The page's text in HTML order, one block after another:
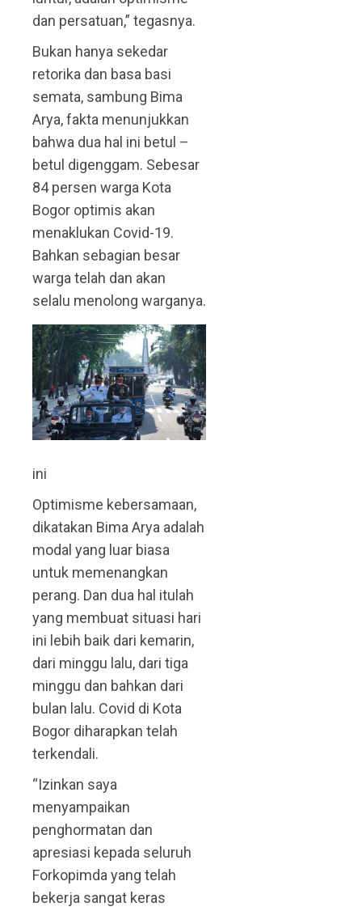
dan persatuan,” tegasnya.
Bukan hanya sekedar
retorika dan basa basi
semata, sambung Bima
Arya, fakta menunjukkan
bahwa dua hal ini betul –
betul digenggam. Sebesar
84 persen warga Kota
Bogor optimis akan
menaklukan Covid-19.
Bahkan sebagian besar
warga telah dan akan
selalu menolong warganya.
ini
Optimisme kebersamaan,
dikatakan Bima Arya adalah
modal yang luar biasa
untuk memenangkan
perang. Dan dua hal itulah
yang membuat situasi hari
ini lebih baik dari kemarin,
dari minggu lalu, dari tiga
minggu dan bahkan dari
bulan lalu. Covid di Kota
Bogor diharapkan telah
terkendali.
“Izinkan saya
menyampaikan
penghormatan dan
apresiasi kepada seluruh
Forkopimda yang telah
bekerja sangat keras